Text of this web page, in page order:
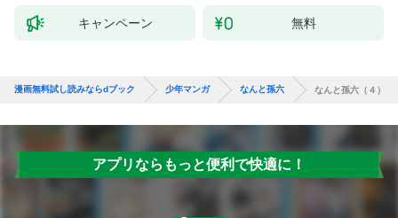
キャンペーン 無料
漫画無料試し読みならdブック 少年マンガ なんと孫六 なんと孫六（４）
アプリならもっと便利で快適に！